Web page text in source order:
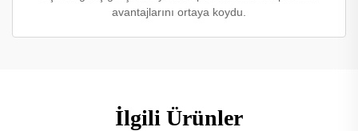
avantajlarını ortaya koydu.
İlgili Ürünler